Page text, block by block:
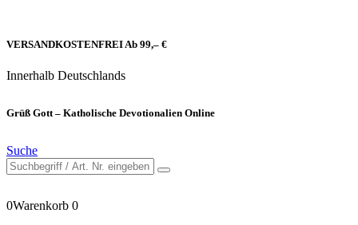
VERSANDKOSTENFREI Ab 99,– €
Innerhalb Deutschlands
Grüß Gott – Katholische Devotionalien Online
Suche
0Warenkorb 0